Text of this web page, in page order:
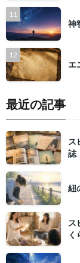
神
エ
最近の記事
ス
誌
紐
ス
く